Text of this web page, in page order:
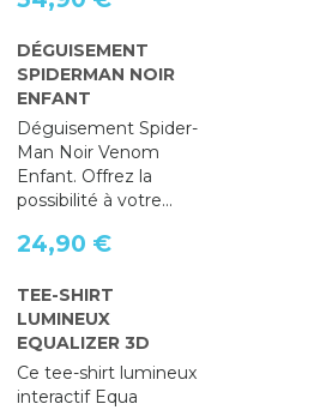
DÉGUISEMENT
SPIDERMAN NOIR
ENFANT
Déguisement Spider-
Man Noir Venom
Enfant. Offrez la
possibilité à votre...
24,90 €
TEE-SHIRT
LUMINEUX
EQUALIZER 3D
Ce tee-shirt lumineux
interactif Equa